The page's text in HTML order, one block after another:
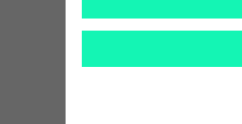
Ihre